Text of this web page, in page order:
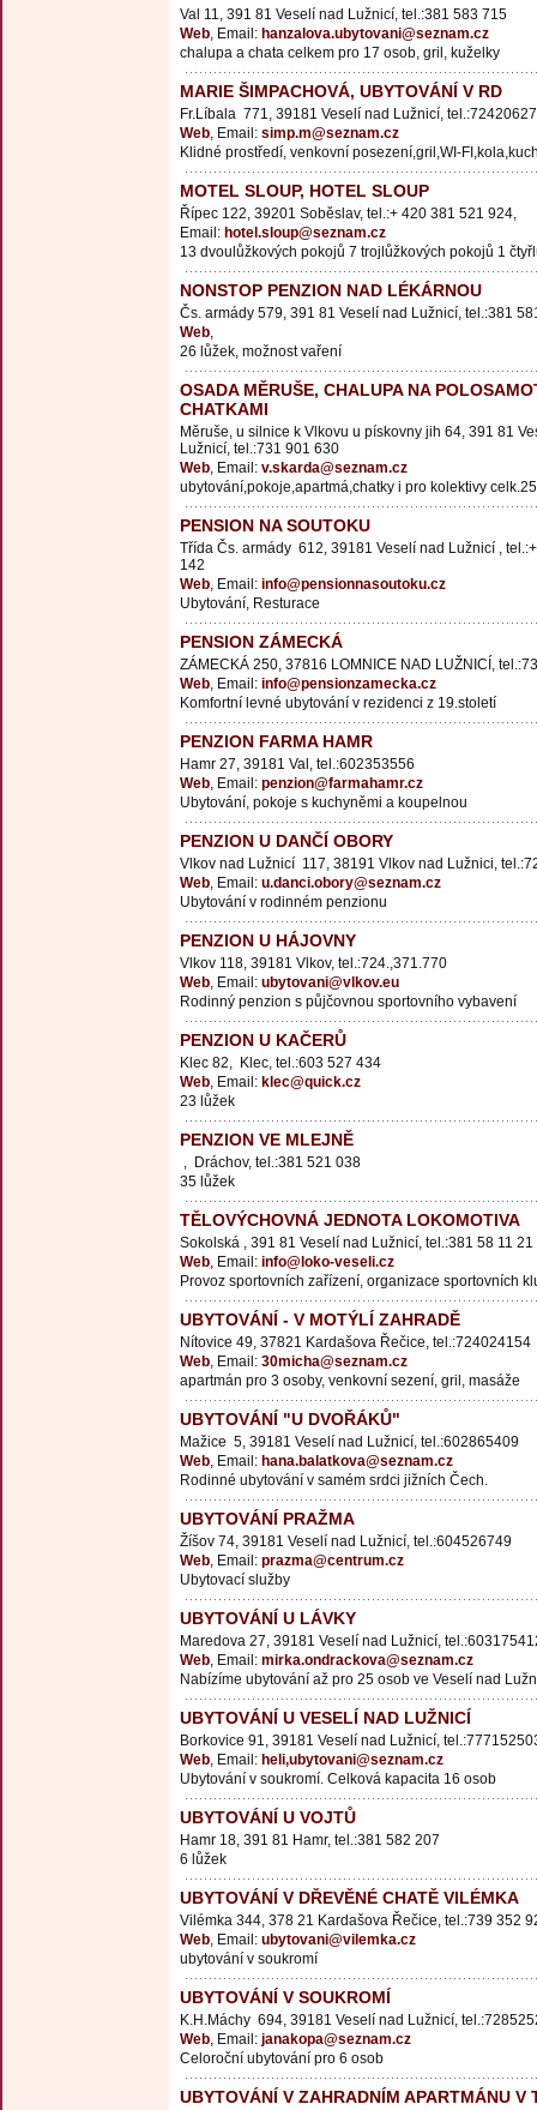
Val 11, 391 81 Veselí nad Lužnicí, tel.:381 583 715
Web, Email: hanzalova.ubytovani@seznam.cz
chalupa a chata celkem pro 17 osob, gril, kuželky
MARIE ŠIMPACHOVÁ, UBYTOVÁNÍ V RD
Fr.Líbala 771, 39181 Veselí nad Lužnicí,
Web, Email: simp.m@seznam.cz
Klidné prostředí, venkovní posezení,gril,WI-
MOTEL SLOUP, HOTEL SLOUP
Řípec 122, 39201 Soběslav, tel.:+ 420 381 521 924,
Email: hotel.sloup@seznam.cz
13 dvoulůžkových pokojů 7 trojlůžkových pokojů 1
NONSTOP PENZION NAD LÉKÁRNOU
Čs. armády 579, 391 81 Veselí nad Lužnicí, tel.:381
Web,
26 lůžek, možnost vaření
OSADA MĚRUŠE, CHALUPA NA
CHATKAMI
Měruše, u silnice k Vlkovu u pískovny jih 64, 391 81
Lužnicí, tel.:731 901 630
Web, Email: v.skarda@seznam.cz
ubytování,pokoje,apartmá,chatky i pro kolektivy
PENSION NA SOUTOKU
Třída Čs. armády 612, 39181 Veselí nad Lužnicí ,
142
Web, Email: info@pensionnasoutoku.cz
Ubytování, Resturace
PENSION ZÁMECKÁ
ZÁMECKÁ 250, 37816 LOMNICE NAD LUŽNICÍ,
Web, Email: info@pensionzamecka.cz
Komfortní levné ubytování v rezidenci z 19.století
PENZION FARMA HAMR
Hamr 27, 39181 Val, tel.:602353556
Web, Email: penzion@farmahamr.cz
Ubytování, pokoje s kuchyněmi a koupelnou
PENZION U DANČÍ OBORY
Vlkov nad Lužnicí 117, 38191 Vlkov nad Lužnici,
Web, Email: u.danci.obory@seznam.cz
Ubytování v rodinném penzionu
PENZION U HÁJOVNY
Vlkov 118, 39181 Vlkov, tel.:724.,371.770
Web, Email: ubytovani@vlkov.eu
Rodinný penzion s půjčovnou sportovního vybavení
PENZION U KAČERŮ
Klec 82, Klec, tel.:603 527 434
Web, Email: klec@quick.cz
23 lůžek
PENZION VE MLEJNĚ
, Dráchov, tel.:381 521 038
35 lůžek
TĚLOVÝCHOVNÁ JEDNOTA LOKOMOTIVA
Sokolská , 391 81 Veselí nad Lužnicí, tel.:381 58 11 21
Web, Email: info@loko-veseli.cz
Provoz sportovních zařízení, organizace sportovních
UBYTOVÁNÍ - V MOTÝLÍ ZAHRADĚ
Nítovice 49, 37821 Kardašova Řečice, tel.:724024154
Web, Email: 30micha@seznam.cz
apartmán pro 3 osoby, venkovní sezení, gril, masáže
UBYTOVÁNÍ "U DVOŘÁKŮ"
Mažice 5, 39181 Veselí nad Lužnicí, tel.:602865409
Web, Email: hana.balatkova@seznam.cz
Rodinné ubytování v samém srdci jižních Čech.
UBYTOVÁNÍ PRAŽMA
Žíšov 74, 39181 Veselí nad Lužnicí, tel.:604526749
Web, Email: prazma@centrum.cz
Ubytovací služby
UBYTOVÁNÍ U LÁVKY
Maredova 27, 39181 Veselí nad Lužnicí,
Web, Email: mirka.ondrackova@seznam.cz
Nabízíme ubytování až pro 25 osob ve Veselí nad
UBYTOVÁNÍ U VESELÍ NAD LUŽNICÍ
Borkovice 91, 39181 Veselí nad Lužnicí,
Web, Email: heli,ubytovani@seznam.cz
Ubytování v soukromí. Celková kapacita 16 osob
UBYTOVÁNÍ U VOJTŮ
Hamr 18, 391 81 Hamr, tel.:381 582 207
6 lůžek
UBYTOVÁNÍ V DŘEVĚNÉ CHATĚ VILÉMKA
Vilémka 344, 378 21 Kardašova Řečice, tel.:739 352
Web, Email: ubytovani@vilemka.cz
ubytování v soukromí
UBYTOVÁNÍ V SOUKROMÍ
K.H.Máchy 694, 39181 Veselí nad Lužnicí,
Web, Email: janakopa@seznam.cz
Celoroční ubytování pro 6 osob
UBYTOVÁNÍ V ZAHRADNÍM APARTMÁNU V